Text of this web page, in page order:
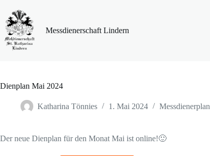
Inhalt
springen
Messdienerschaft Lindern
Dienplan Mai 2024
Katharina Tönnies 1. Mai 2024 Messdienerplan
Der neue Dienplan für den Monat Mai ist online!🙂